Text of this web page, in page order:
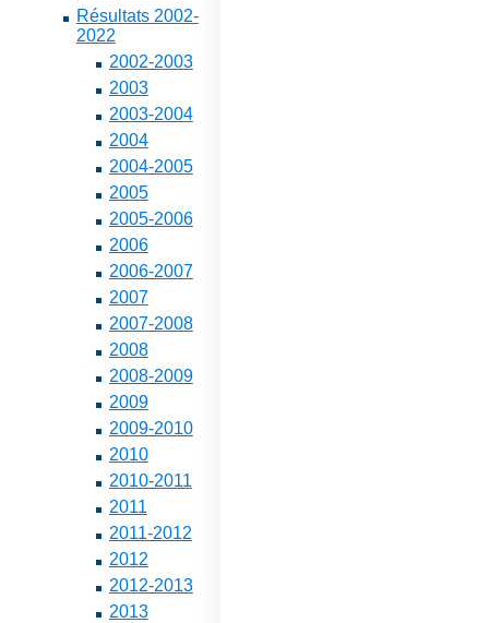
Résultats 2002-
2022
2002-2003
2003
2003-2004
2004
2004-2005
2005
2005-2006
2006
2006-2007
2007
2007-2008
2008
2008-2009
2009
2009-2010
2010
2010-2011
2011
2011-2012
2012
2012-2013
2013